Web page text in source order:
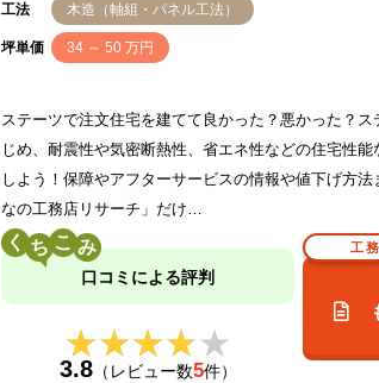
工法 木造（軸組・パネル工法）
坪単価 34 ～ 50 万円
ステーツで注文住宅を建てて良かった？悪かった？
じめ、耐震性や気密断熱性、省エネ性などの住宅性
しよう！保障やアフターサービスの情報や値下げ方
なの工務店リサーチ」だけ…
く こ
口コミによる評判
★★★★★
★★★★★
3.8（レビュー数5件）
工